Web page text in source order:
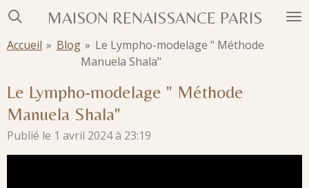
Passer
contenu
MAISON RENAISSANCE PARIS
Accueil » Blog » Le Lympho-modelage " Méthode
Manuela Shala"
Le Lympho-modelage " Méthode
Manuela Shala"
Publié le 1 avril 2024 à 23:19